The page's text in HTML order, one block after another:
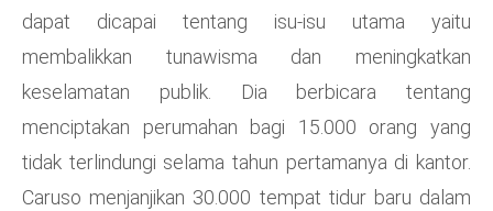
dapat dicapai tentang isu-isu utama yaitu
membalikkan tunawisma dan meningkatkan
keselamatan publik. Dia berbicara tentang
menciptakan perumahan bagi 15.000 orang yang
tidak terlindungi selama tahun pertamanya di kantor.
Caruso menjanjikan 30.000 tempat tidur baru dalam